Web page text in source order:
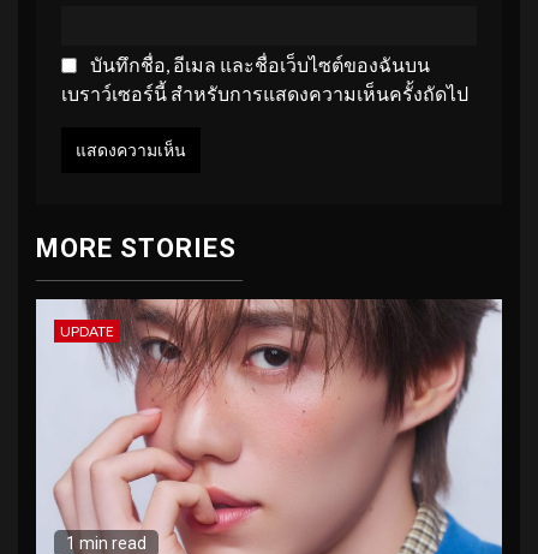
บันทึกชื่อ, อีเมล และชื่อเว็บไซต์ของฉันบน
เบราว์เซอร์นี้ สำหรับการแสดงความเห็นครั้งถัดไป
MORE STORIES
UPDATE
1 min read